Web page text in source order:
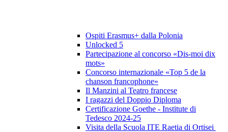
Ospiti Erasmus+ dalla Polonia
Unlocked 5
Partecipazione al concorso «Dis-moi dix
mots»
Concorso internazionale «Top 5 de la
chanson francophone»
Il Manzini al Teatro francese
I ragazzi del Doppio Diploma
Certificazione Goethe - Institute di
Tedesco 2024-25
Visita della Scuola ITE Raetia di Ortisei